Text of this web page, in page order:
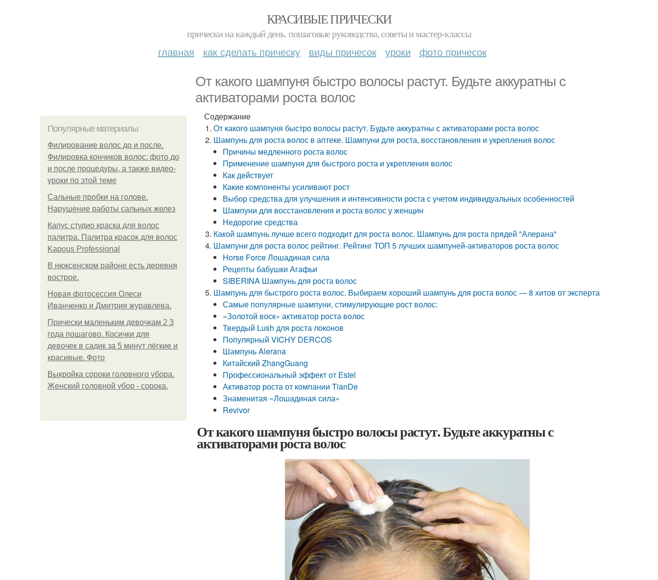
КРАСИВЫЕ ПРИЧЕСКИ
прически на каждый день. пошаговые руководства, советы и мастер-классы
главная как сделать прическу виды причесок уроки фото причесок
От какого шампуня быстро волосы растут. Будьте аккуратны с
активаторами роста волос
Популярные материалы
Филирование волос до и после.
Филировка кончиков волос: фото до
и после процедуры, а также видео-
уроки по этой теме
Сальные пробки на голове.
Нарушение работы сальных желез
Капус студио краска для волос
палитра. Палитра красок для волос
Kapous Professional
В нюксенском районе есть деревня
вострое.
Новая фотосессия Олеси
Иванченко и Дмитрия журавлева.
Прически маленьким девочкам 2 3
года пошагово. Косички для
девочек в садик за 5 минут лёгкие и
красивые. Фото
Выкройка сороки головного убора.
Женский головной убор - сорока.
Содержание
От какого шампуня быстро волосы растут. Будьте аккуратны с активаторами роста волос
Шампунь для роста волос в аптеке. Шампуни для роста, восстановления и укрепления волос
Причины медленного роста волос
Применение шампуня для быстрого роста и укрепления волос
Как действует
Какие компоненты усиливают рост
Выбор средства для улучшения и интенсивности роста с учетом индивидуальных особенностей
Шампуни для восстановления и роста волос у женщин
Недорогие средства
Какой шампунь лучше всего подходит для роста волос. Шампунь для роста прядей "Алерана"
Шампуни для роста волос рейтинг. Рейтинг ТОП 5 лучших шампуней-активаторов роста волос
Horse Force Лошадиная сила
Рецепты бабушки Агафьи
SIBERINA Шампунь для роста волос
Шампунь для быстрого роста волос. Выбираем хороший шампунь для роста волос — 8 хитов от эксперта
Самые популярные шампуни, стимулирующие рост волос:
«Золотой воск» активатор роста волос
Твердый Lush для роста локонов
Популярный VICHY DERCOS
Шампунь Alerana
Китайский ZhangGuang
Профессиональный эффект от Estel
Активатор роста от компании TianDe
Знаменитая «Лошадиная сила»
Revivor
От какого шампуня быстро волосы растут. Будьте аккуратны с
активаторами роста волос